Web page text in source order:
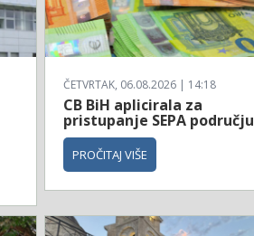
ČETVRTAK, 06.08.2026 | 14:18
CB BiH aplicirala za
pristupanje SEPA području
PROČITAJ VIŠE